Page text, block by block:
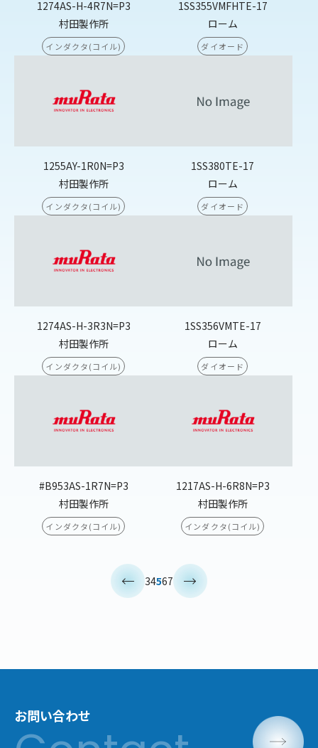
1274AS-H-4R7N=P3
村田製作所
インダクタ(コイル)
1SS355VMFHTE-17
ローム
ダイオード
1255AY-1R0N=P3
村田製作所
インダクタ(コイル)
1SS380TE-17
ローム
ダイオード
1274AS-H-3R3N=P3
村田製作所
インダクタ(コイル)
1SS356VMTE-17
ローム
ダイオード
#B953AS-1R7N=P3
村田製作所
インダクタ(コイル)
1217AS-H-6R8N=P3
村田製作所
インダクタ(コイル)
34567
お問い合わせ